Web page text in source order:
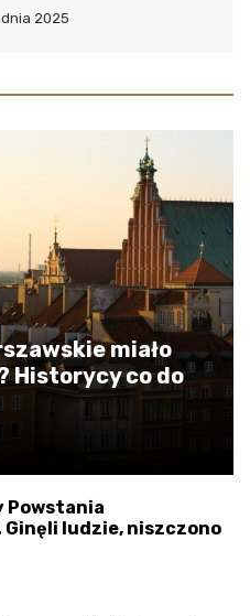
2025
miało
Historycy co do
Powstania
Ginęli ludzie, niszczono